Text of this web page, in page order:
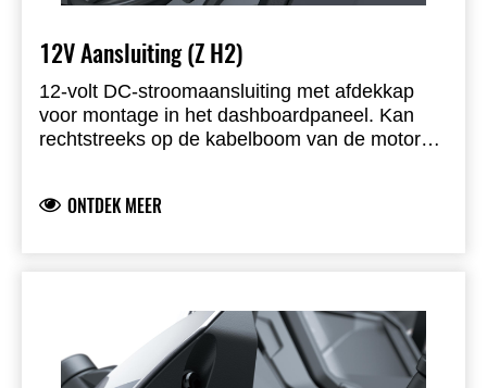
12V Aansluiting (Z H2)
12-volt DC-stroomaansluiting met afdekkap
voor montage in het dashboardpaneel. Kan
rechtstreeks op de kabelboom van de motor
ONTDEK MEER